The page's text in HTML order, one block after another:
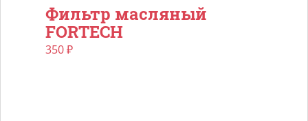
Фильтр масляный
FORTECH
350₽